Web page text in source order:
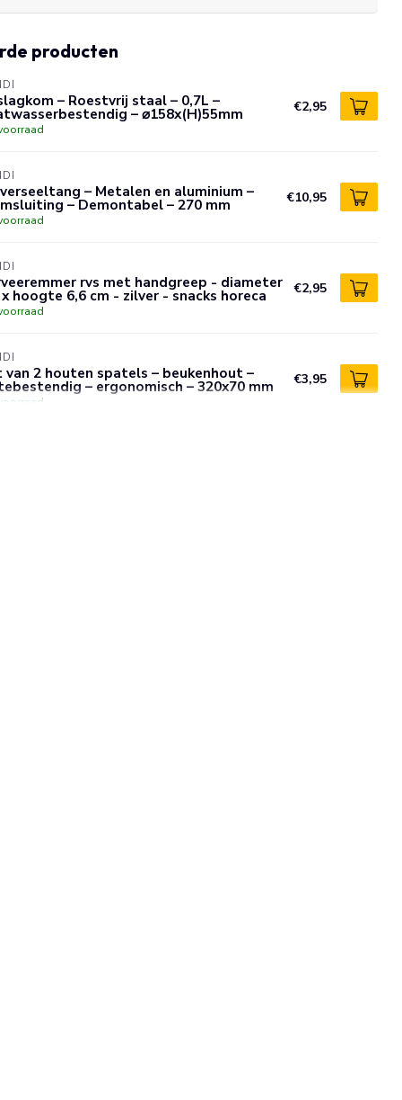
producten
– Roestvrij staal – 0,7L –
– ⌀158x(H)55mm €2,95
– Metalen en aluminium –
– Demontabel – 270 mm €10,95
rvs met handgreep - diameter
hoogte 6,6 cm - zilver - snacks horeca €2,95
van 2 houten spatels – beukenhout –
– ergonomisch – 320x70 mm €3,95